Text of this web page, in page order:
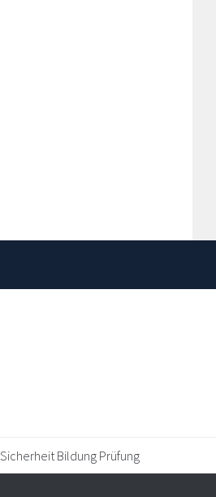
Sicherheit Bildung Prüfung